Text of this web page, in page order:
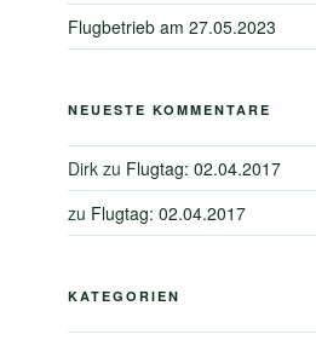
Flugbetrieb am 27.05.2023
NEUESTE KOMMENTARE
Dirkzu Flugtag: 02.04.2017
zu Flugtag: 02.04.2017
KATEGORIEN